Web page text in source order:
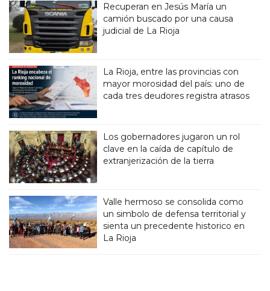
Recuperan en Jesús María un
camión buscado por una causa
judicial de La Rioja
La Rioja, entre las provincias con
mayor morosidad del país: uno de
cada tres deudores registra atrasos
Los gobernadores jugaron un rol
clave en la caída de capítulo de
extranjerización de la tierra
Valle hermoso se consolida como
un simbolo de defensa territorial y
sienta un precedente historico en
La Rioja